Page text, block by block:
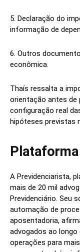
5. Declaração do
informação de
6. Outros
econômica.
Thaís ressalta a
orientação antes de
configuração real
hipóteses previstas
A Previdenciarista,
mais de 20 mil
Previdenciário. Seu
automação de
aposentadoria,
advogados ao longo
operações para